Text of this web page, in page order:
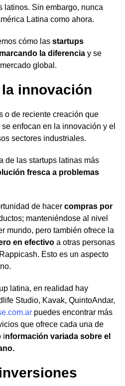
latinos. Sin embargo, nunca
Latina como ahora.
cómo las startups
la diferencia y se
global.
innovación
o de reciente creación que
enfocan en la innovación y el
sectores industriales.
de las startups latinas más
fresca a problemas
de hacer compras por
manteniéndose al nivel
mundo, pero también ofrece la
en efectivo a otras personas
Esto es un aspecto
latina, en realidad hay
Studio, Kavak, QuintoAndar,
puedes encontrar más
que ofrece cada una de
información variada sobre el